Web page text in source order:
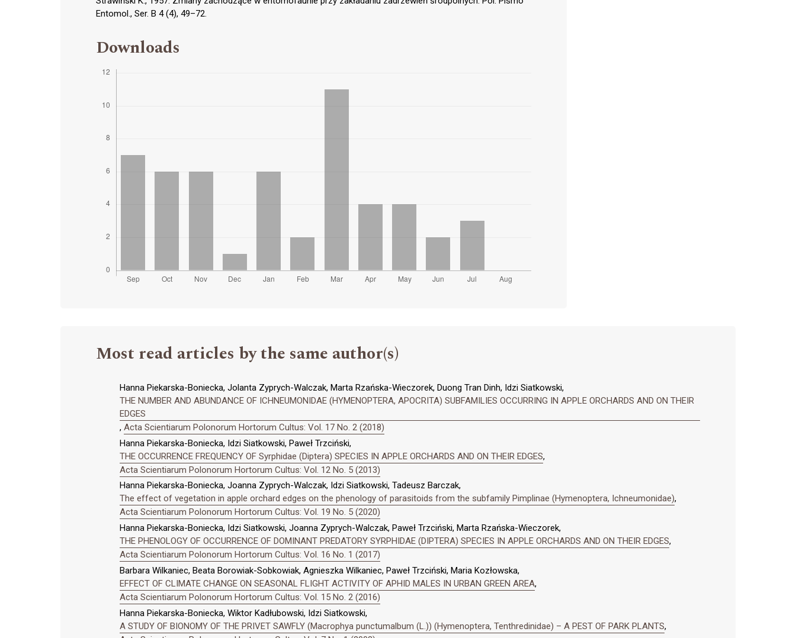
Entomol., Ser. B 4 (4), 49–72.
Downloads
Most read articles by the same author(s)
Hanna Piekarska-Boniecka, Jolanta Zyprych-Walczak, Marta Rzańska-Wieczorek, Duong Tran Dinh, Idzi Siatkowski,
THE NUMBER AND ABUNDANCE OF ICHNEUMONIDAE (HYMENOPTERA, APOCRITA) SUBFAMILIES OCCURRING IN APPLE ORCHARDS AND ON THEIR
EDGES
, Acta Scientiarum Polonorum Hortorum Cultus: Vol. 17 No. 2 (2018)
Hanna Piekarska-Boniecka, Idzi Siatkowski, Paweł Trzciński,
THE OCCURRENCE FREQUENCY OF Syrphidae (Diptera) SPECIES IN APPLE ORCHARDS AND ON THEIR EDGES,
Acta Scientiarum Polonorum Hortorum Cultus: Vol. 12 No. 5 (2013)
Hanna Piekarska-Boniecka, Joanna Zyprych-Walczak, Idzi Siatkowski, Tadeusz Barczak,
The effect of vegetation in apple orchard edges on the phenology of parasitoids from the subfamily Pimplinae (Hymenoptera, Ichneumonidae),
Acta Scientiarum Polonorum Hortorum Cultus: Vol. 19 No. 5 (2020)
Hanna Piekarska-Boniecka, Idzi Siatkowski, Joanna Zyprych-Walczak, Paweł Trzciński, Marta Rzańska-Wieczorek,
THE PHENOLOGY OF OCCURRENCE OF DOMINANT PREDATORY SYRPHIDAE (DIPTERA) SPECIES IN APPLE ORCHARDS AND ON THEIR EDGES,
Acta Scientiarum Polonorum Hortorum Cultus: Vol. 16 No. 1 (2017)
Barbara Wilkaniec, Beata Borowiak-Sobkowiak, Agnieszka Wilkaniec, Paweł Trzciński, Maria Kozłowska,
EFFECT OF CLIMATE CHANGE ON SEASONAL FLIGHT ACTIVITY OF APHID MALES IN URBAN GREEN AREA,
Acta Scientiarum Polonorum Hortorum Cultus: Vol. 15 No. 2 (2016)
Hanna Piekarska-Boniecka, Wiktor Kadłubowski, Idzi Siatkowski,
A STUDY OF BIONOMY OF THE PRIVET SAWFLY (Macrophya punctumalbum (L.)) (Hymenoptera, Tenthredinidae) – A PEST OF PARK PLANTS,